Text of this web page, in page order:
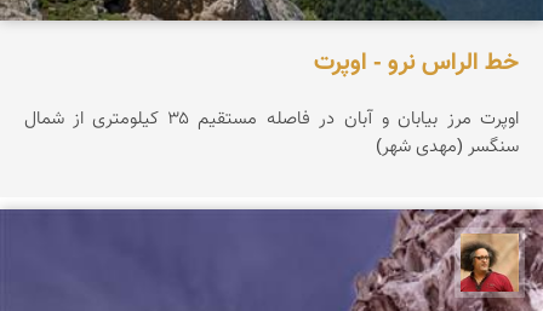
خط الراس نرو - اوپرت
اوپرت مرز بیابان و آبان در فاصله مستقیم ۳۵ کیلومتری از شمال
سنگسر (مهدی شهر)
مصطفی ربیعی بهشتی